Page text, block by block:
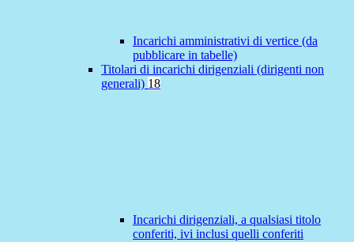
Incarichi amministrativi di vertice (da
pubblicare in tabelle)
Titolari di incarichi dirigenziali (dirigenti non
generali) 18
Incarichi dirigenziali, a qualsiasi titolo
conferiti, ivi inclusi quelli conferiti